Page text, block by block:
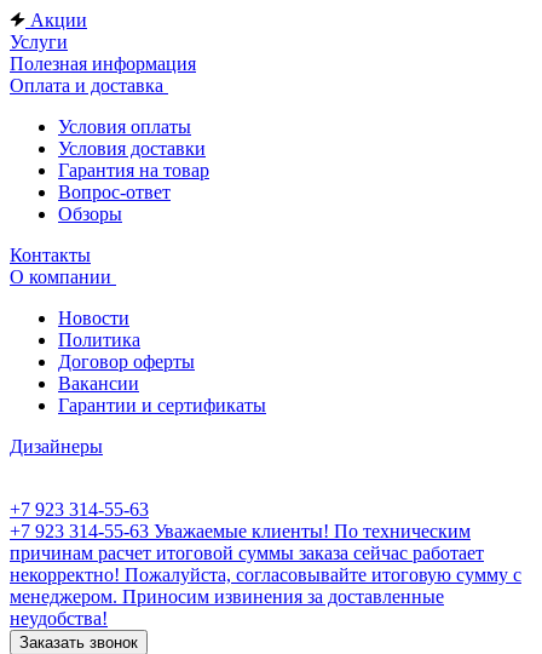
Акции
Услуги
Полезная информация
Оплата и доставка
Условия оплаты
Условия доставки
Гарантия на товар
Вопрос-ответ
Обзоры
Контакты
О компании
Новости
Политика
Договор оферты
Вакансии
Гарантии и сертификаты
Дизайнеры
+7 923 314-55-63
+7 923 314-55-63 Уважаемые клиенты! По техническим
причинам расчет итоговой суммы заказа сейчас работает
некорректно! Пожалуйста, согласовывайте итоговую сумму с
менеджером. Приносим извинения за доставленные
неудобства!
Заказать звонок